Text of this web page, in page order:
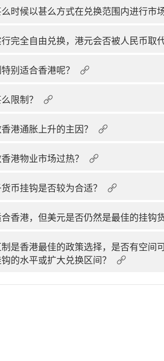
时候以甚么方式在兑换范围内进行市
完全自由兑换，港元会否被人民币取代
别适合香港呢？
限制？
港通胀上升的主因？
港物业市场过热？
币挂钩是否较为合适？
香港，但美元是否仍然是最佳的挂钩货
是香港最佳的政策选择，是否有空间
的水平或扩大兑换区间？